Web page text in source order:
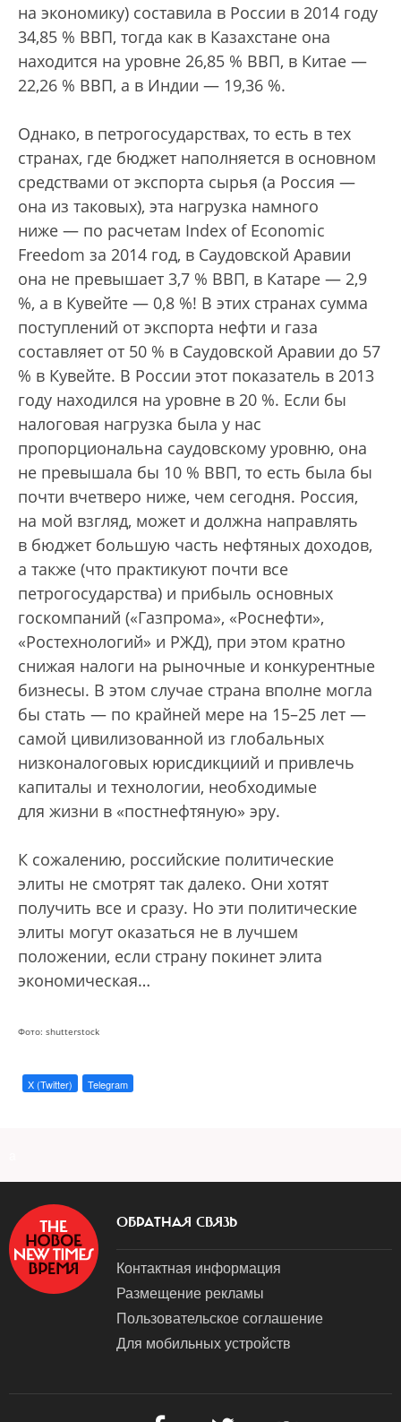
на экономику) составила в России в 2014 году
34,85 % ВВП, тогда как в Казахстане она
находится на уровне 26,85 % ВВП, в Китае —
22,26 % ВВП, а в Индии — 19,36 %.
Однако, в петрогосударствах, то есть в тех
странах, где бюджет наполняется в основном
средствами от экспорта сырья (а Россия —
она из таковых), эта нагрузка намного
ниже — по расчетам Index of Economic
Freedom за 2014 год, в Саудовской Аравии
она не превышает 3,7 % ВВП, в Катаре — 2,9
%, а в Кувейте — 0,8 %! В этих странах сумма
поступлений от экспорта нефти и газа
составляет от 50 % в Саудовской Аравии до 57
% в Кувейте. В России этот показатель в 2013
году находился на уровне в 20 %. Если бы
налоговая нагрузка была у нас
пропорциональна саудовскому уровню, она
не превышала бы 10 % ВВП, то есть была бы
почти вчетверо ниже, чем сегодня. Россия,
на мой взгляд, может и должна направлять
в бюджет большую часть нефтяных доходов,
а также (что практикуют почти все
петрогосударства) и прибыль основных
госкомпаний («Газпрома», «Роснефти»,
«Ростехнологий» и РЖД), при этом кратно
снижая налоги на рыночные и конкурентные
бизнесы. В этом случае страна вполне могла
бы стать — по крайней мере на 15–25 лет —
самой цивилизованной из глобальных
низконалоговых юрисдикциий и привлечь
капиталы и технологии, необходимые
для жизни в «постнефтяную» эру.
К сожалению, российские политические
элиты не смотрят так далеко. Они хотят
получить все и сразу. Но эти политические
элиты могут оказаться не в лучшем
положении, если страну покинет элита
экономическая…
Фото: shutterstock
X (Twitter) Telegram
ОБРАТНАЯ СВЯЗЬ
Контактная информация
Размещение рекламы
Пользовательское соглашение
Для мобильных устройств